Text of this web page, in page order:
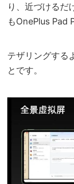
り、近づけるだ
もOnePlus Pad
テザリングする
とです。